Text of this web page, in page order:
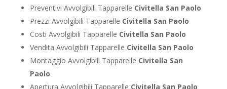
Preventivi Avvolgibili Tapparelle Civitella San Paolo
Prezzi Avvolgibili Tapparelle Civitella San Paolo
Costi Avvolgibili Tapparelle Civitella San Paolo
Vendita Avvolgibili Tapparelle Civitella San Paolo
Montaggio Avvolgibili Tapparelle Civitella San
Paolo
Apertura Avvolgibili Tapparelle Civitella San Paolo